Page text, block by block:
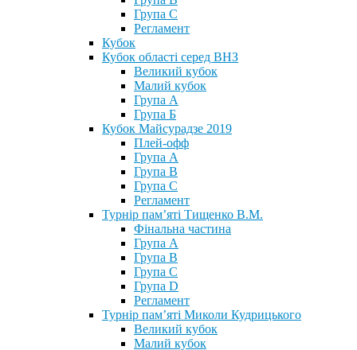
Група С
Регламент
Кубок
Кубок області серед ВНЗ
Великий кубок
Малий кубок
Група А
Група Б
Кубок Майсурадзе 2019
Плей-офф
Група А
Група В
Група С
Регламент
Турнір пам’яті Тищенко В.М.
Фінальна частина
Група А
Група В
Група С
Група D
Регламент
Турнір пам’яті Миколи Кудрицького
Великий кубок
Малий кубок